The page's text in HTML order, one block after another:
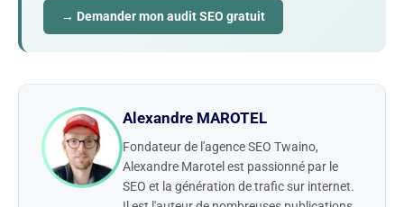
→ Demander mon audit SEO gratuit
Alexandre MAROTEL
Fondateur de l'agence SEO Twaino,
Alexandre Marotel est passionné par le
SEO et la génération de trafic sur internet.